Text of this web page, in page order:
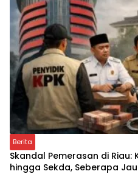
Berita
Skandal Pemerasan di Riau:
hingga Sekda, Seberapa